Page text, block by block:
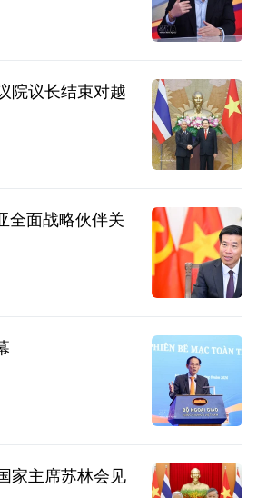
院议长结束对越
全面战略伙伴关
家主席苏林会见